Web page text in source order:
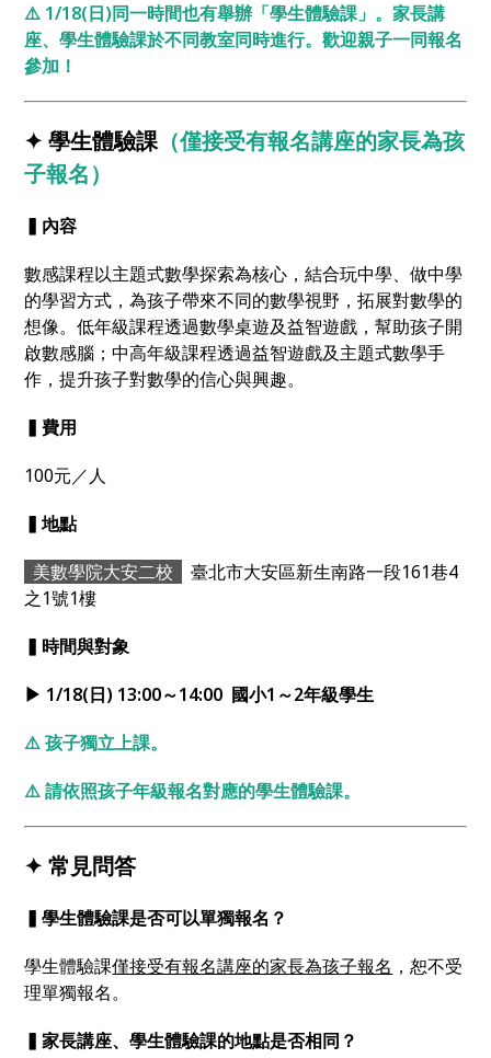
⚠️ 1/18(日)同一時間也有舉辦「學生體驗課」。家長講
座、學生體驗課於不同教室同時進行。歡迎親子一同報名
參加！
✦ 學生體驗課（僅接受有報名講座的家長為孩
子報名）
▍內容
數感課程以主題式數學探索為核心，結合玩中學、做中學
的學習方式，為孩子帶來不同的數學視野，拓展對數學的
想像。低年級課程透過數學桌遊及益智遊戲，幫助孩子開
啟數感腦；中高年級課程透過益智遊戲及主題式數學手
作，提升孩子對數學的信心與興趣。
▍費用
100元／人
▍地點
美數學院大安二校
臺北市大安區新生南路一段161巷4
之1號1樓
▍時間與對象
▶ 1/18(日) 13:00～14:00 國小1～2年級學生
⚠️ 孩子獨立上課。
⚠️ 請依照孩子年級報名對應的學生體驗課。
✦ 常見問答
▍學生體驗課是否可以單獨報名？
學生體驗課僅接受有報名講座的家長為孩子報名 ，恕不受
理單獨報名。
▍家長講座、學生體驗課的地點是否相同？